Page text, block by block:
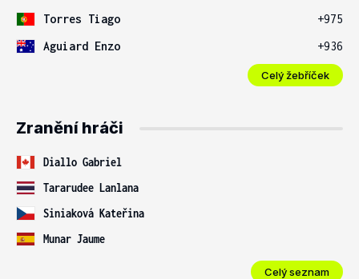
Torres Tiago
+975
Aguiard Enzo
+936
Celý žebříček
Zranění hráči
Diallo Gabriel
Tararudee Lanlana
Siniaková Kateřina
Munar Jaume
Celý seznam